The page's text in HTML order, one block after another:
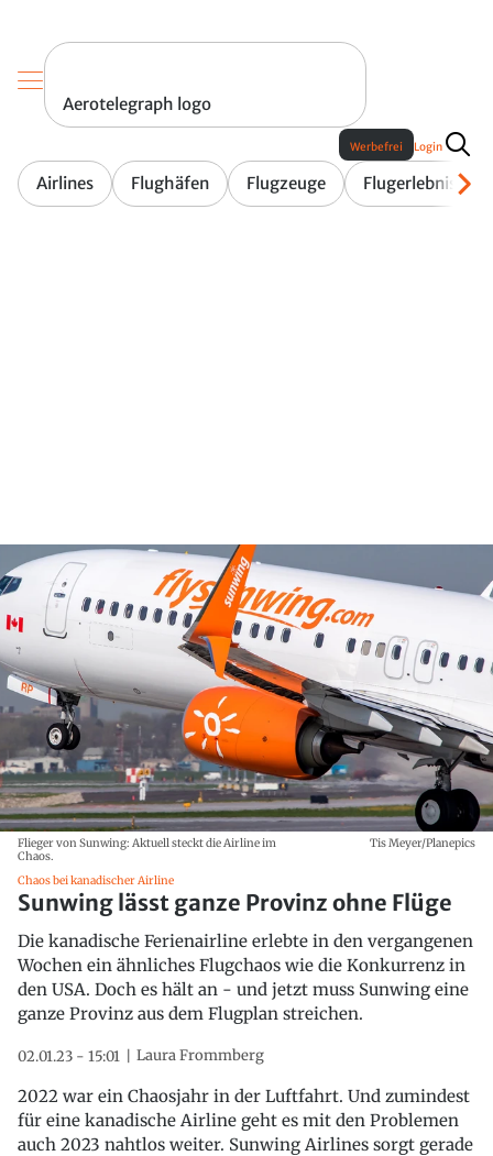
Aerotelegraph logo
Airlines Flughäfen Flugzeuge Flugerlebnis
Werbefrei Login
Flieger von Sunwing: Aktuell steckt die Airline im
Chaos.
Tis Meyer/Planepics
Chaos bei kanadischer Airline
Sunwing lässt ganze Provinz ohne Flüge
Die kanadische Ferienairline erlebte in den vergangenen
Wochen ein ähnliches Flugchaos wie die Konkurrenz in
den USA. Doch es hält an - und jetzt muss Sunwing eine
ganze Provinz aus dem Flugplan streichen.
02.01.23 - 15:01 Laura Frommberg
2022 war ein Chaosjahr in der Luftfahrt. Und zumindest
für eine kanadische Airline geht es mit den Problemen
auch 2023 nahtlos weiter. Sunwing Airlines sorgt gerade